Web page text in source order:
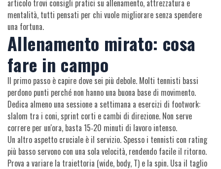
articolo trovi consigli pratici su allenamento, attrezzatura e
mentalità, tutti pensati per chi vuole migliorare senza spendere
una fortuna.
Allenamento mirato: cosa
fare in campo
Il primo passo è capire dove sei più debole. Molti tennisti bassi
perdono punti perché non hanno una buona base di movimento.
Dedica almeno una sessione a settimana a esercizi di footwork:
slalom tra i coni, sprint corti e cambi di direzione. Non serve
correre per un'ora, basta 15‑20 minuti di lavoro intenso.
Un altro aspetto cruciale è il servizio. Spesso i tennisti con rating
più basso servono con una sola velocità, rendendo facile il ritorno.
Prova a variare la traiettoria (wide, body, T) e la spin. Usa il taglio